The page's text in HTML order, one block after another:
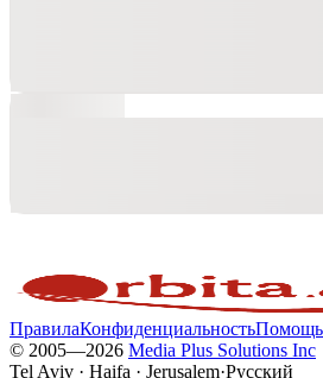
ПравилаКонфиденциальностьПомощь
© 2005—2026 Media Plus Solutions Inc
Tel Aviv · Haifa · Jerusalem·Русский